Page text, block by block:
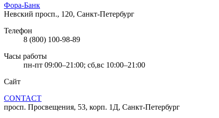
Фора-Банк
Невский просп., 120, Санкт-Петербург
Телефон
8 (800) 100-98-89
Часы работы
пн-пт 09:00–21:00; сб,вс 10:00–21:00
Сайт
CONTACT
просп. Просвещения, 53, корп. 1Д, Санкт-Петербург